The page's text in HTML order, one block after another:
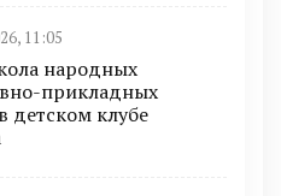
11:05
народных
прикладных
детском клубе